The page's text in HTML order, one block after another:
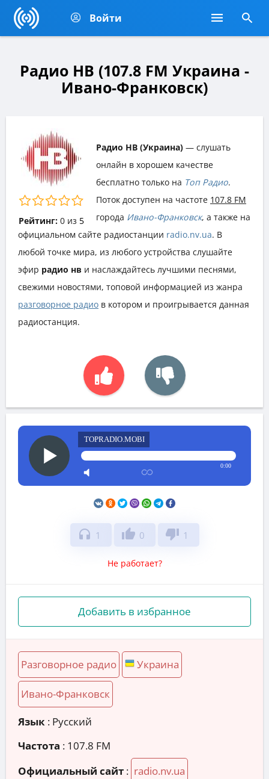
Войти
Радио НВ (107.8 FM Украина -
Ивано-Франковск)
Рейтинг: 0из 5
Радио НВ (Украина) — слушать
онлайн в хорошем качестве
бесплатно только на Топ Радио.
Поток доступен на частоте 107.8 FM
города Ивано-Франковск, а также на
официальном сайте радиостанции radio.nv.ua. В
любой точке мира, из любого устройства слушайте
эфир радио нв и наслаждайтесь лучшими песнями,
свежими новостями, топовой информацией из жанра
разговорное радио в котором и проигрывается данная
радиостанция.
TOPRADIO.MOBI
0:00
headphones 1 thumb_up 0 thumb_down 1
Не работает?
Добавить в избранное
Разговорное радио Украина
Ивано-Франковск
Язык : Русский
Частота : 107.8 FM
Официальный сайт : radio.nv.ua